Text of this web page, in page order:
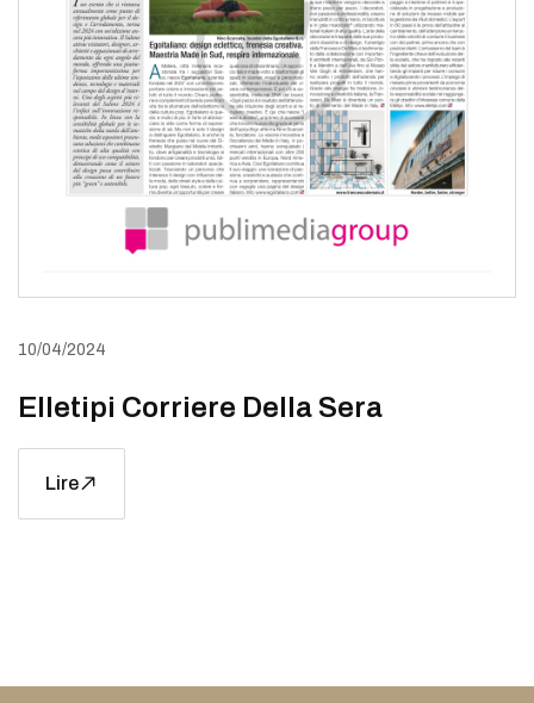
10/04/2024
Elletipi Corriere Della Sera
Lire